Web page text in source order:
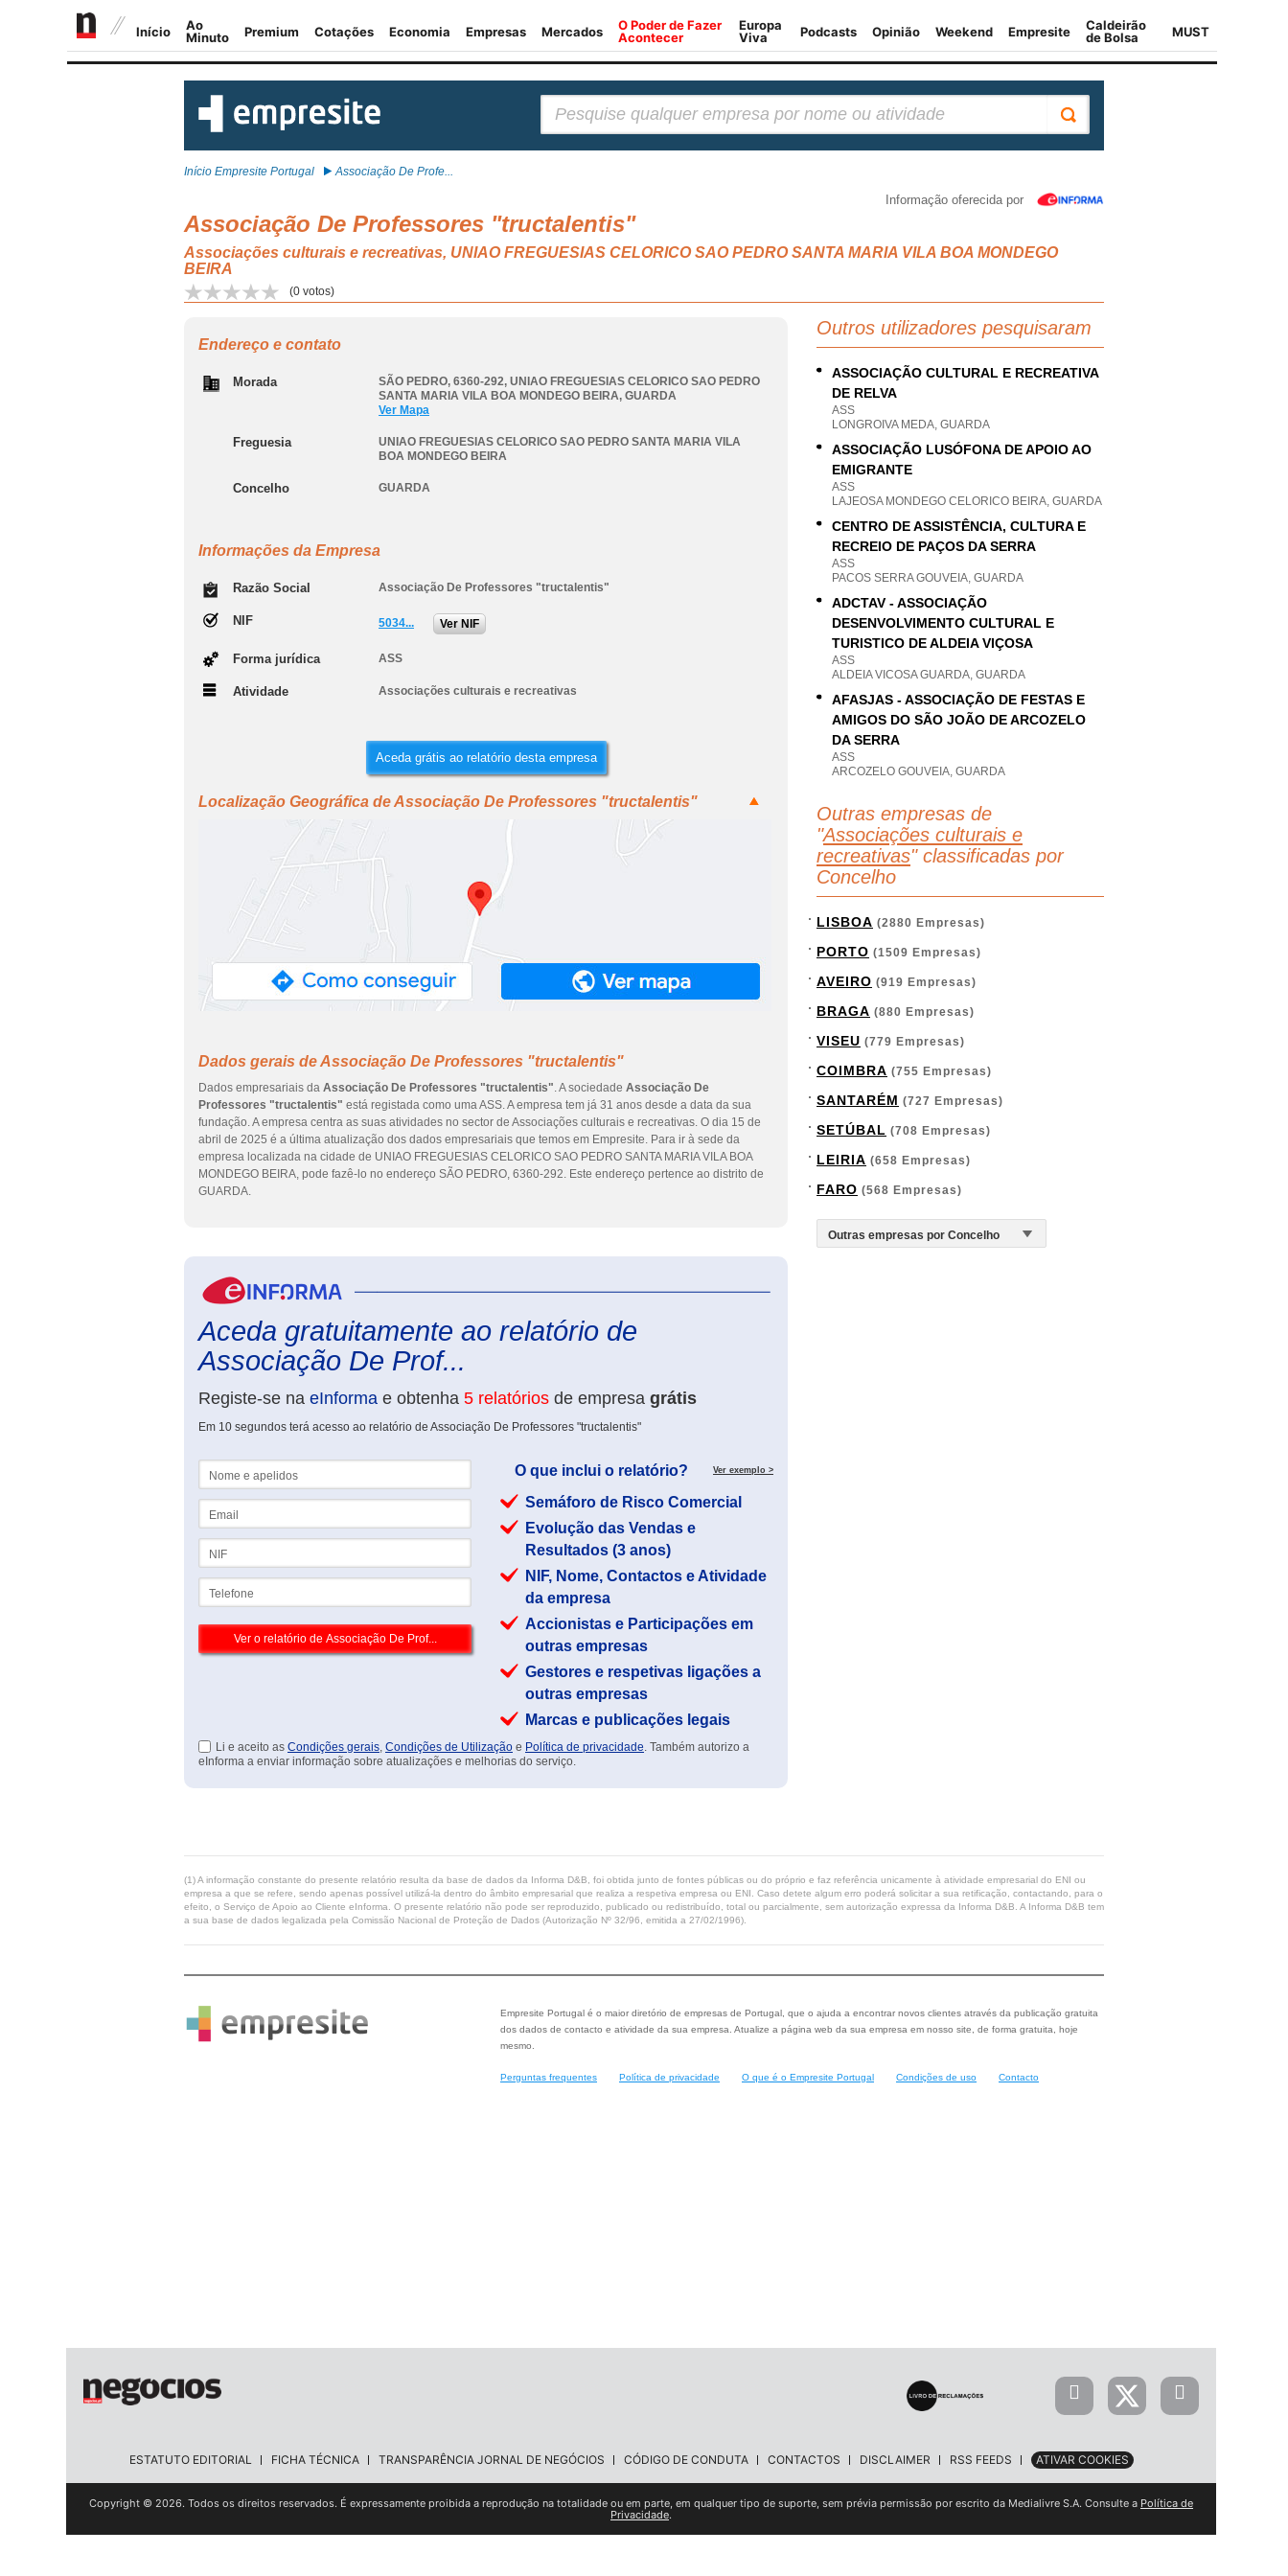
Início Empresite Portugal Associação De Profe...
Informação oferecida por
Associação De Professores "tructalentis"
Associações culturais e recreativas, UNIAO FREGUESIAS CELORICO SAO PEDRO SANTA MARIA VILA BOA MONDEGO
BEIRA
(0 votos)
Endereço e contato
Morada SÃO PEDRO, 6360-292, UNIAO FREGUESIAS CELORICO SAO PEDRO
SANTA MARIA VILA BOA MONDEGO BEIRA, GUARDA
Ver Mapa
Freguesia
UNIAO FREGUESIAS CELORICO SAO PEDRO SANTA MARIA VILA
BOA MONDEGO BEIRA
Concelho GUARDA
Informações da Empresa
Razão Social Associação De Professores "tructalentis"
NIF 5034... Ver NIF
Forma jurídica ASS
Atividade Associações culturais e recreativas
Aceda grátis ao relatório desta empresa
Localização Geográfica de Associação De Professores "tructalentis"
Dados gerais de Associação De Professores "tructalentis"
Dados empresariais da Associação De Professores "tructalentis". A sociedade Associação De
Professores "tructalentis" está registada como uma ASS. A empresa tem já 31 anos desde a data da sua
fundação. A empresa centra as suas atividades no sector de Associações culturais e recreativas. O dia 15 de
abril de 2025 é a última atualização dos dados empresariais que temos em Empresite. Para ir à sede da
empresa localizada na cidade de UNIAO FREGUESIAS CELORICO SAO PEDRO SANTA MARIA VILA BOA
MONDEGO BEIRA, pode fazê-lo no endereço SÃO PEDRO, 6360-292. Este endereço pertence ao distrito de
GUARDA.
Aceda gratuitamente ao relatório de
Associação De Prof...
Registe-se na eInforma e obtenha 5 relatórios de empresa grátis
Em 10 segundos terá acesso ao relatório de Associação De Professores "tructalentis"
O que inclui o relatório? Ver exemplo >
Semáforo de Risco Comercial
Evolução das Vendas e
Resultados (3 anos)
NIF, Nome, Contactos e Atividade
da empresa
Accionistas e Participações em
outras empresas
Gestores e respetivas ligações a
outras empresas
Marcas e publicações legais
Li e aceito as Condições gerais, Condições de Utilização e Política de privacidade. Também autorizo a
eInforma a enviar informação sobre atualizações e melhorias do serviço.
Outros utilizadores pesquisaram
ASSOCIAÇÃO CULTURAL E RECREATIVA
DE RELVA
ASS
LONGROIVA MEDA, GUARDA
ASSOCIAÇÃO LUSÓFONA DE APOIO AO
EMIGRANTE
ASS
LAJEOSA MONDEGO CELORICO BEIRA, GUARDA
CENTRO DE ASSISTÊNCIA, CULTURA E
RECREIO DE PAÇOS DA SERRA
ASS
PACOS SERRA GOUVEIA, GUARDA
ADCTAV - ASSOCIAÇÃO
DESENVOLVIMENTO CULTURAL E
TURISTICO DE ALDEIA VIÇOSA
ASS
ALDEIA VICOSA GUARDA, GUARDA
AFASJAS - ASSOCIAÇÃO DE FESTAS E
AMIGOS DO SÃO JOÃO DE ARCOZELO
DA SERRA
ASS
ARCOZELO GOUVEIA, GUARDA
Outras empresas de
"Associações culturais e
recreativas" classificadas por
Concelho
LISBOA (2880 Empresas)
PORTO (1509 Empresas)
AVEIRO (919 Empresas)
BRAGA (880 Empresas)
VISEU (779 Empresas)
COIMBRA (755 Empresas)
SANTARÉM (727 Empresas)
SETÚBAL (708 Empresas)
LEIRIA (658 Empresas)
FARO (568 Empresas)
(1) A informação constante do presente relatório resulta da base de dados da Informa D&B, foi obtida junto de fontes públicas ou do próprio e faz referência unicamente à atividade empresarial do ENI ou
empresa a que se refere, sendo apenas possível utilizá-la dentro do âmbito empresarial que realiza a respetiva empresa ou ENI. Caso detete algum erro poderá solicitar a sua retificação, contactando, para o
efeito, o Serviço de Apoio ao Cliente eInforma. O presente relatório não pode ser reproduzido, publicado ou redistribuído, total ou parcialmente, sem autorização expressa da Informa D&B. A Informa D&B tem
a sua base de dados legalizada pela Comissão Nacional de Proteção de Dados (Autorização Nº 32/96, emitida a 27/02/1996).
Empresite Portugal é o maior diretório de empresas de Portugal, que o ajuda a encontrar novos clientes através da publicação gratuita
dos dados de contacto e atividade da sua empresa. Atualize a página web da sua empresa em nosso site, de forma gratuita, hoje
mesmo.
Perguntas frequentes Política de privacidade O que é o Empresite Portugal Condições de uso Contacto